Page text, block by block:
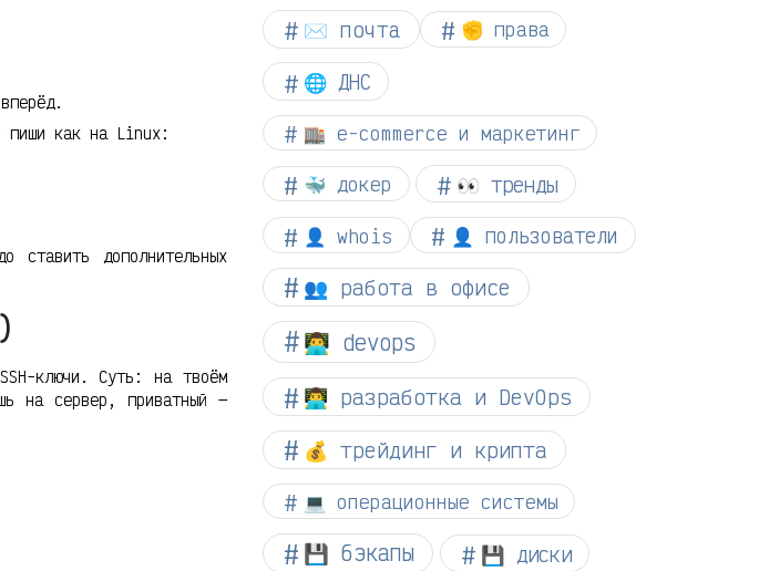
пиши как на Linux:
ставить дополнительных
ключи. Суть: на твоём
на сервер, приватный —
✉️ почта ✊ права
🌐 ДНС
🏬 e-commerce и маркетинг
🐳 докер 👀 тренды
👤 whois 👤 пользователи
👥 работа в офисе
👨‍💻 devops
👨‍💻 разработка и DevOps
💰 трейдинг и крипта
💻 операционные системы
💾 бэкапы 💾 диски